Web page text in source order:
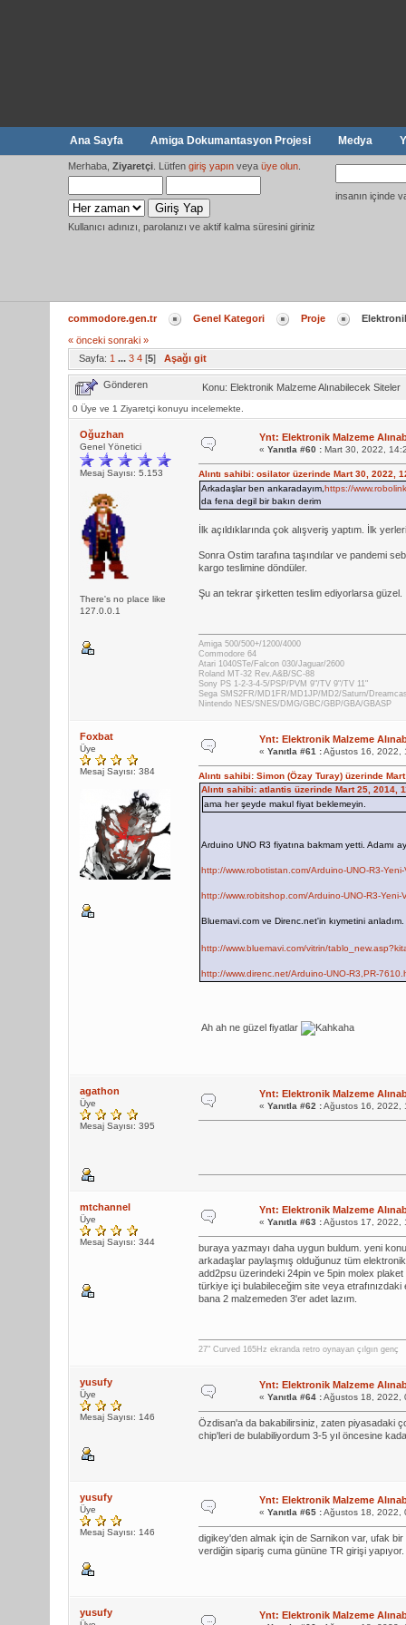
Ana Sayfa Amiga Dokumantasyon Projesi Medya
Merhaba, Ziyaretçi . Lütfen giriş yapın veya üye olun
Kullanıcı adınızı, parolanızı ve aktif kalma süresini giriniz
insanın içinde
commodore.gen.tr Genel Kategori Proje
« önceki sonraki »
Sayfa: 1 ... 3 4 [5] Aşağı git
Gönderen Konu: Elektronik Malzeme Alınabilecek
0 Üye ve 1 Ziyaretçi konuyu incelemekte.
Oğuzhan
Genel Yönetici
Mesaj Sayısı: 5.153
There's no place like
127.0.0.1
Ynt: Elektronik Malzeme
« Yanıtla #60 :Mart 30, 2022,
Alıntı sahibi: osilator üzerinde Mart 30, 2022,
Arkadaşlar ben ankaradayım, https://
da fena degil bir bakın derim
İlk açıldıklarında çok alışveriş yaptım. İlk
Sonra Ostim tarafına taşındılar ve pandemi
kargo teslimine döndüler.
Şu an tekrar şirketten teslim ediyorlarsa güzel.
Amiga 500/500+/1200/4000
Commodore 64
Atari 1040STe/Falcon 030/Jaguar/2600
Roland MT-32 Rev.A&B/SC-88
Sony PS 1-2-3-4-5/PSP/PVM 9"/TV 9"/TV 11"
Sega SMS2FR/MD1FR/MD1JP/MD2/Saturn/
Nintendo NES/SNES/DMG/GBC/GBP/GBA/GBASP
Foxbat
Üye
Mesaj Sayısı: 384
Ynt: Elektronik Malzeme
« Yanıtla #61 :Ağustos 16, 2022,
Alıntı sahibi: Simon (Özay Turay) üzerinde
Alıntı sahibi: atlantis üzerinde Mart 25, 2014,
ama her şeyde makul fiyat beklemeyin.
Arduino UNO R3 fiyatına bakmam yetti. Adamı
http://www.robotistan.com/Arduino-UNO-R3-
http://www.robitshop.com/Arduino-UNO-R3-Yeni-
Bluemavi.com ve Direnc.net'in kıymetini anladım.
http://www.bluemavi.com/vitrin/
http://www.direnc.net/Arduino-UNO-R3,PR-
Ah ah ne güzel fiyatlar
agathon
Üye
Mesaj Sayısı: 395
Ynt: Elektronik Malzeme
« Yanıtla #62 :Ağustos 16, 2022,
mtchannel
Üye
Mesaj Sayısı: 344
Ynt: Elektronik Malzeme
« Yanıtla #63 :Ağustos 17, 2022,
buraya yazmayı daha uygun buldum. yeni
arkadaşlar paylaşmış olduğunuz tüm
add2psu üzerindeki 24pin ve 5pin molex plaket
türkiye içi bulabileceğim site veya
bana 2 malzemeden 3'er adet lazım.
27" Curved 165Hz ekranda retro oynayan çılgın genç
yusufy
Üye
Mesaj Sayısı: 146
Ynt: Elektronik Malzeme
« Yanıtla #64 :Ağustos 18, 2022,
Özdisan'a da bakabilirsiniz, zaten piyasadaki
chip'leri de bulabiliyordum 3-5 yıl öncesine
yusufy
Üye
Mesaj Sayısı: 146
Ynt: Elektronik Malzeme
« Yanıtla #65 :Ağustos 18, 2022,
digikey'den almak için de Sarnikon var, ufak bir
verdiğin sipariş cuma gününe TR girişi yapıyor.
yusufy Ynt: Elektronik Malzeme